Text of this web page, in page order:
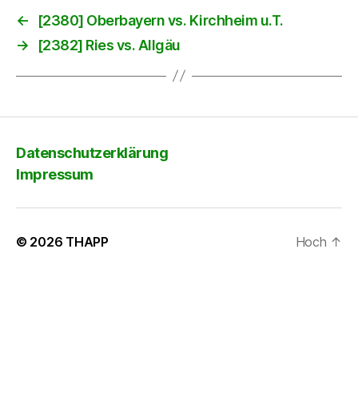
←
[2380] Oberbayern vs. Kirchheim u.T.
→
[2382] Ries vs. Allgäu
Datenschutzerklärung
Impressum
© 2026 THAPP Hoch ↑